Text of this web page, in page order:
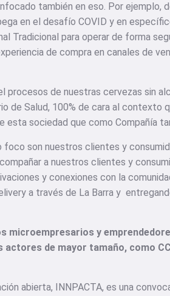
también en eso. Por ejemplo,
en el desafío COVID y en
Tradicional para operar de forma
de compra en canales de
de nuestras cervezas sin
de Salud, 100% de cara al contexto
esta sociedad que como Compañía
son nuestros clientes y
a nuestros clientes y
y conexiones con la
a través de La Barra y
microempresarios y
de mayor tamaño, como
abierta, INNPACTA, es una